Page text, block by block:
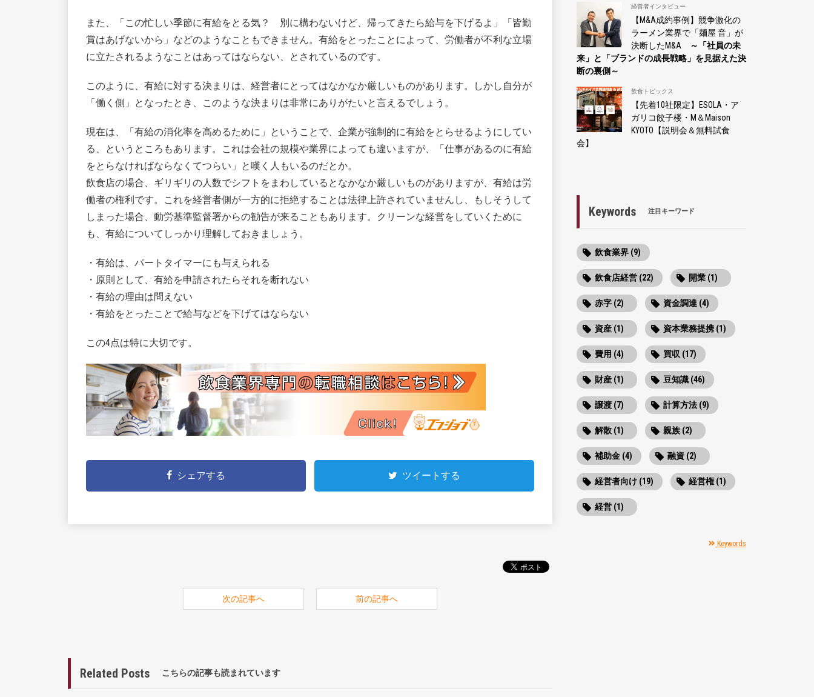
また、「この忙しい季節に有給をとる気？ 別に構わないけど、帰ってきたら給与を下げるよ」「皆勤
賞はあげないから」などのようなこともできません。有給をとったことによって、労働者が不利な立場
に立たされるようなことはあってはならない、とされているのです。
このように、有給に対する決まりは、経営者にとってはなかなか厳しいものがあります。しかし自分が
「働く側」となったとき、このような決まりは非常にありがたいと言えるでしょう。
現在は、「有給の消化率を高めるために」ということで、企業が強制的に有給をとらせるようにしてい
る、というところもあります。これは会社の規模や業界によっても違いますが、「仕事があるのに有給
をとらなければならなくてつらい」と嘆く人もいるのだとか。
飲食店の場合、ギリギリの人数でシフトをまわしているとなかなか厳しいものがありますが、有給は労
働者の権利です。これを経営者側が一方的に拒絶することは法律上許されていませんし、もしそうして
しまった場合、動労基準監督署からの勧告が来ることもあります。クリーンな経営をしていくために
も、有給についてしっかり理解しておきましょう。
・有給は、パートタイマーにも与えられる
・原則として、有給を申請されたらそれを断れない
・有給の理由は問えない
・有給をとったことで給与などを下げてはならない
この4点は特に大切です。
シェアする ツイートする
次の記事へ 前の記事へ
Related Posts こちらの記事も読まれています
経営者インタビュー
【M&A成約事例】競争激化の
ラーメン業界で「麺屋 音」が
決断したM&A
～「社員の未
来」と「ブランドの成長戦略」を見据えた決
断の裏側～
飲食トピックス
【先着10社限定】ESOLA・ア
ガリコ餃子楼・M＆Maison
KYOTO【説明会＆無料試食
会】
Keywords 注目キーワード
飲食業界 (9)
飲食店経営 (22) 開業 (1)
赤字 (2) 資金調達 (4)
資産 (1) 資本業務提携 (1)
費用 (4) 買収 (17)
財産 (1) 豆知識 (46)
譲渡 (7) 計算方法 (9)
解散 (1) 親族 (2)
補助金 (4) 融資 (2)
経営者向け (19) 経営権 (1)
経営 (1)
Keywords